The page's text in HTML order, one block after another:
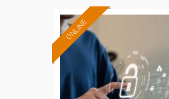
ONLINE
Formación 100%
subvencionada.
Para desempleados,
trabajadores y autónomos.